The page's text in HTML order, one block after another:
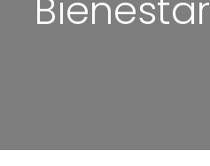
Bienestar